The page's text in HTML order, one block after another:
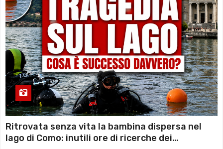
Ritrovata senza vita la bambina dispersa nel
lago di Como: inutili ore di ricerche dei